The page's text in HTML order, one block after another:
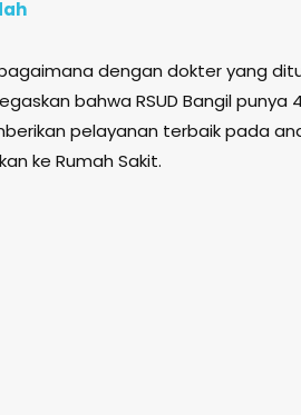
dengan dokter yang
bahwa RSUD Bangil
pelayanan terbaik pada
ke Rumah Sakit.